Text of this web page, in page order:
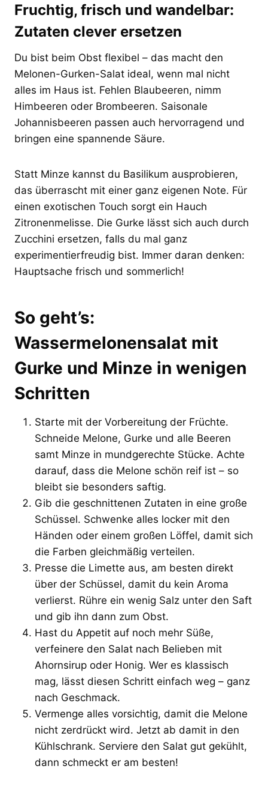
Fruchtig, frisch und wandelbar:
Zutaten clever ersetzen
Du bist beim Obst flexibel – das macht den
Melonen-Gurken-Salat ideal, wenn mal nicht
alles im Haus ist. Fehlen Blaubeeren, nimm
Himbeeren oder Brombeeren. Saisonale
Johannisbeeren passen auch hervorragend und
bringen eine spannende Säure.
Statt Minze kannst du Basilikum ausprobieren,
das überrascht mit einer ganz eigenen Note. Für
einen exotischen Touch sorgt ein Hauch
Zitronenmelisse. Die Gurke lässt sich auch durch
Zucchini ersetzen, falls du mal ganz
experimentierfreudig bist. Immer daran denken:
Hauptsache frisch und sommerlich!
So geht’s:
Wassermelonensalat mit
Gurke und Minze in wenigen
Schritten
Starte mit der Vorbereitung der Früchte.
Schneide Melone, Gurke und alle Beeren
samt Minze in mundgerechte Stücke. Achte
darauf, dass die Melone schön reif ist – so
bleibt sie besonders saftig.
Gib die geschnittenen Zutaten in eine große
Schüssel. Schwenke alles locker mit den
Händen oder einem großen Löffel, damit sich
die Farben gleichmäßig verteilen.
Presse die Limette aus, am besten direkt
über der Schüssel, damit du kein Aroma
verlierst. Rühre ein wenig Salz unter den Saft
und gib ihn dann zum Obst.
Hast du Appetit auf noch mehr Süße,
verfeinere den Salat nach Belieben mit
Ahornsirup oder Honig. Wer es klassisch
mag, lässt diesen Schritt einfach weg – ganz
nach Geschmack.
Vermenge alles vorsichtig, damit die Melone
nicht zerdrückt wird. Jetzt ab damit in den
Kühlschrank. Serviere den Salat gut gekühlt,
dann schmeckt er am besten!